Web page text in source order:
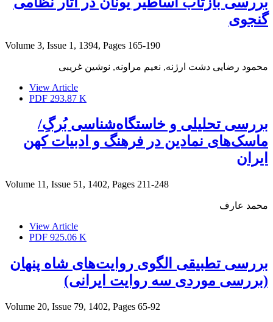
گنجوی
Volume 3, Issue 1, 1394, Pages 165-190
محمود رضایی دشت ارژنه, نعیم مراونه, نوشین غریبی
View Article
PDF 293.87 K
بررسی تحلیلی و خاستگاه‌شناسی بُرگِ/
ماسک‌های نمادین در فرهنگ و ادبیات کهن
ایران
Volume 11, Issue 51, 1402, Pages 211-248
محمد عارف
View Article
PDF 925.06 K
بررسی تطبیقی الگوی روایت‌های شاه پنهان
(بررسی موردی سه روایت ایرانی)
Volume 20, Issue 79, 1402, Pages 65-92